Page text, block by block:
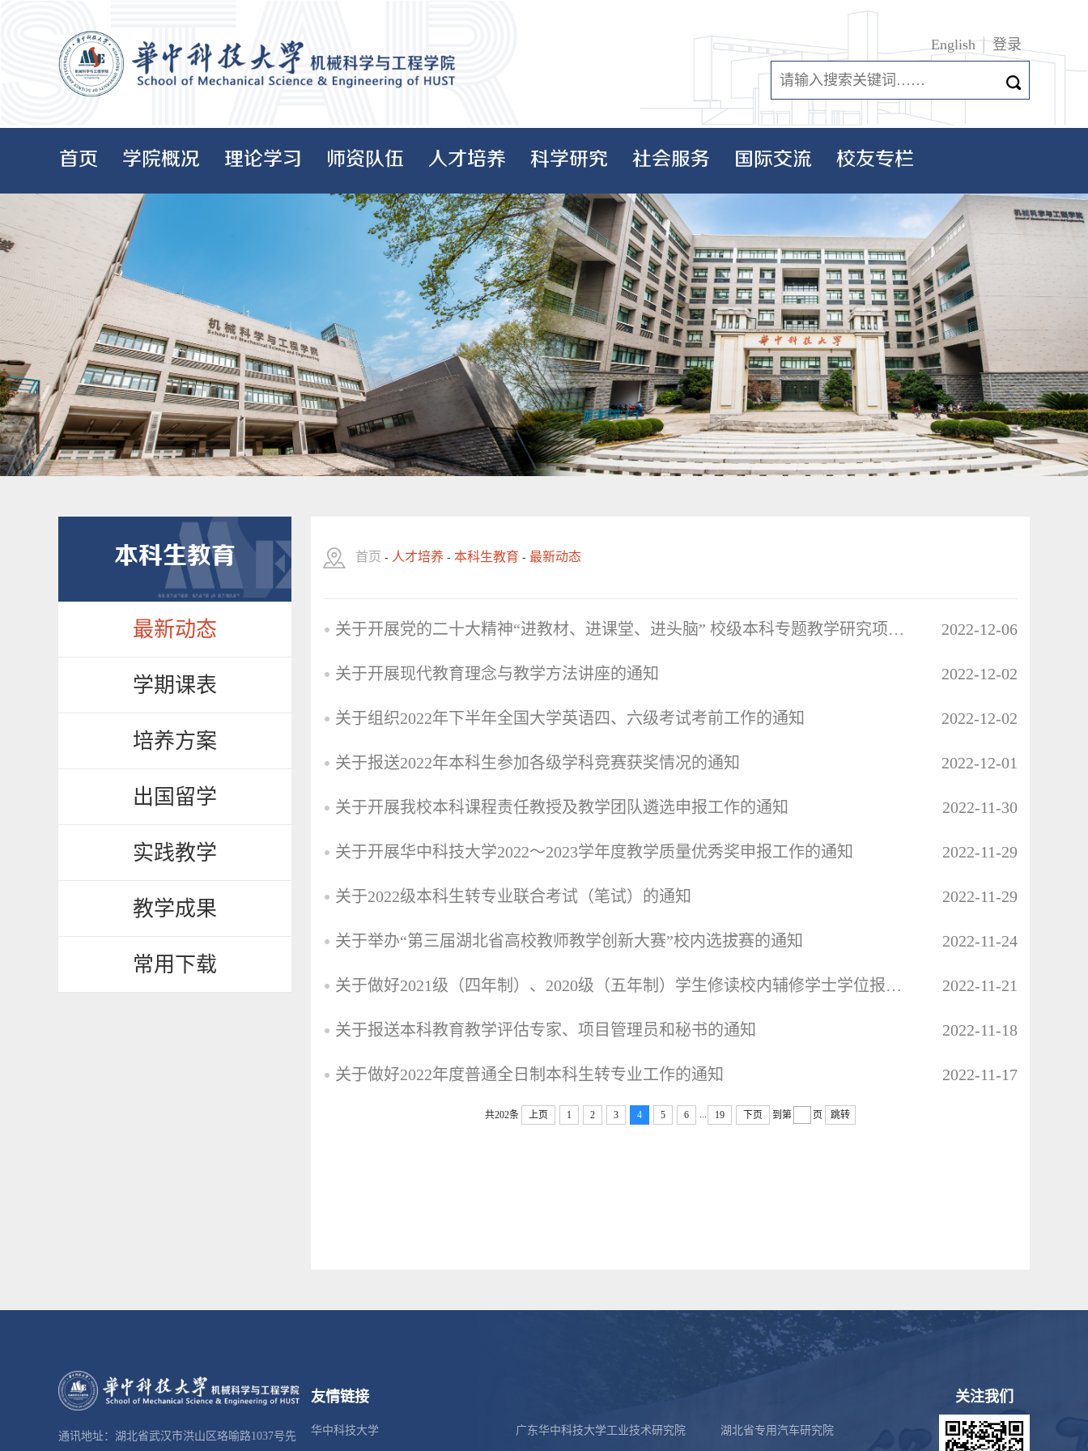
English 登录
首页 学院概况 理论学习 师资队伍 人才培养 科学研究 社会服务 国际交流 校友专栏
本科生教育
最新动态
学期课表
培养方案
出国留学
实践教学
教学成果
常用下载
首页 - 人才培养 - 本科生教育 - 最新动态
关于开展党的二十大精神“进教材、进课堂、进头脑” 校级本科专题教学研究项目申报工作的通知 2022-12-06
关于开展现代教育理念与教学方法讲座的通知 2022-12-02
关于组织2022年下半年全国大学英语四、六级考试考前工作的通知 2022-12-02
关于报送2022年本科生参加各级学科竞赛获奖情况的通知 2022-12-01
关于开展我校本科课程责任教授及教学团队遴选申报工作的通知 2022-11-30
关于开展华中科技大学2022～2023学年度教学质量优秀奖申报工作的通知 2022-11-29
关于2022级本科生转专业联合考试（笔试）的通知 2022-11-29
关于举办“第三届湖北省高校教师教学创新大赛”校内选拔赛的通知 2022-11-24
关于做好2021级（四年制）、2020级（五年制）学生修读校内辅修学士学位报名工作的通知 2022-11-21
关于报送本科教育教学评估专家、项目管理员和秘书的通知 2022-11-18
关于做好2022年度普通全日制本科生转专业工作的通知 2022-11-17
共202条 上页 1 2 3 4 5 6 19 下页 到第 页 跳转
通讯地址：湖北省武汉市洪山区珞喻路1037号先
友情链接
华中科技大学 广东华中科技大学工业技术研究院 湖北省专用汽车研究院
关注我们